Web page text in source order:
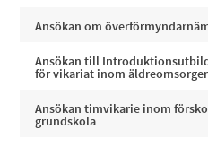
Ansökan om
Ansökan till
för vikariat inom
Ansökan timvikarie inom
grundskola